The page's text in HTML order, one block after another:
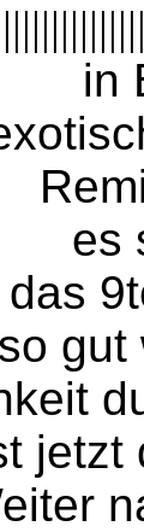
in
es
so gut
jetzt